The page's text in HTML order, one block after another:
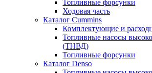
Топливные форсунки
Ходовая часть
Каталог Cummins
Комплектующие и
Топливные насосы
(ТНВД)
Топливные форсунки
Каталог Denso